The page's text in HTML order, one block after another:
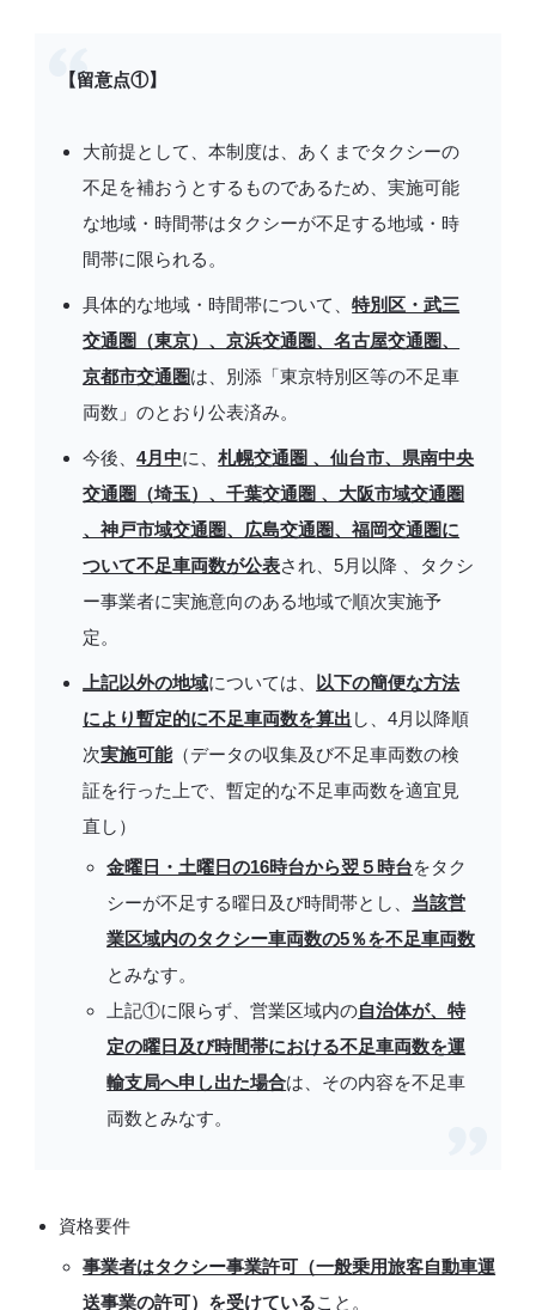
【留意点①】
大前提として、本制度は、あくまでタクシーの
不足を補おうとするものであるため、実施可能
な地域・時間帯はタクシーが不足する地域・時
間帯に限られる。
具体的な地域・時間帯について、特別区・武三
交通圏（東京）、京浜交通圏、名古屋交通圏、
京都市交通圏は、別添「東京特別区等の不足車
両数」のとおり公表済み。
今後、4月中に、札幌交通圏 、仙台市、県南中央
交通圏（埼玉）、千葉交通圏 、大阪市域交通圏
、神戸市域交通圏、広島交通圏、福岡交通圏に
ついて不足車両数が公表され、5月以降 、タクシ
ー事業者に実施意向のある地域で順次実施予
定。
上記以外の地域については、
以下の簡便な方法
により暫定的に不足車両数を算出 し、4月以降順
次実施可能（データの収集及び不足車両数の検
証を行った上で、暫定的な不足車両数を適宜見
直し）
金曜日・土曜日の16時台から翌５時台をタク
シーが不足する曜日及び時間帯とし、 当該営
業区域内のタクシー車両数の5％を不足車両数
とみなす。
上記①に限らず、営業区域内の自治体が、特
定の曜日及び時間帯における不足車両数を運
輸支局へ申し出た場合は、その内容を不足車
両数とみなす。
資格要件
事業者はタクシー事業許可（一般乗用旅客自動車運
送事業の許可）を受けていること。